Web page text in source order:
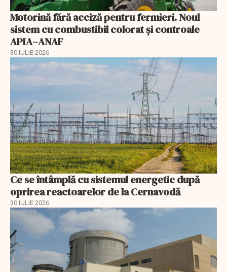
Motorină fără acciză pentru fermieri. Noul
sistem cu combustibil colorat și controale
APIA–ANAF
30 IULIE 2026
Ce se întâmplă cu sistemul energetic după
oprirea reactoarelor de la Cernavodă
30 IULIE 2026